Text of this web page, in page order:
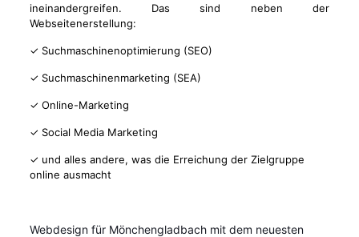
ineinandergreifen. Das sind neben der
Webseitenerstellung:
✓ Suchmaschinenoptimierung (SEO)
✓ Suchmaschinenmarketing (SEA)
✓ Online-Marketing
✓ Social Media Marketing
✓ und alles andere, was die Erreichung der Zielgruppe
online ausmacht
Webdesign für Mönchengladbach mit dem neuesten